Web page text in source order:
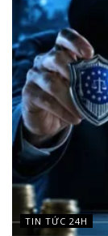
TIN TỨC 24H